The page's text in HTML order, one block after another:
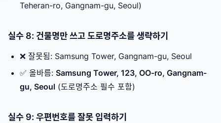
Teheran-ro, Gangnam-gu, Seoul)
실수 8: 건물명만 쓰고 도로명주소를 생략하기
❌ 잘못됨: Samsung Tower, Gangnam-gu, Seoul
✅ 올바름: Samsung Tower, 123, OO-ro, Gangnam-
gu, Seoul (도로명주소 필수 포함)
실수 9: 우편번호를 잘못 입력하기